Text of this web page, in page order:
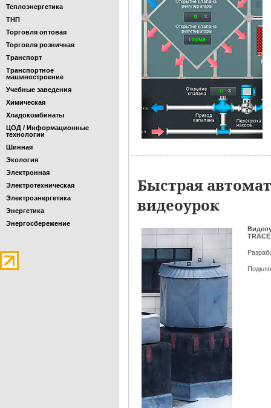
Теплоэнергетика
ТНП
Торговля оптовая
Торговля розничная
Транспорт
Транспортное
машиностроение
Учебные заведения
Химическая
Хладокомбинаты
ЦОД / Информационные
технологии
Шинная
Экология
Электронная
Электротехническая
Электроэнергетика
Энергетика
Энергосбережение
Быстрая
видеоурок